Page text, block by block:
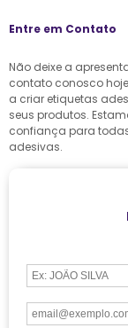
Entre em Contato
Não deixe a
contato conosco
a criar etiquetas
seus produtos.
confiança para
adesivas.